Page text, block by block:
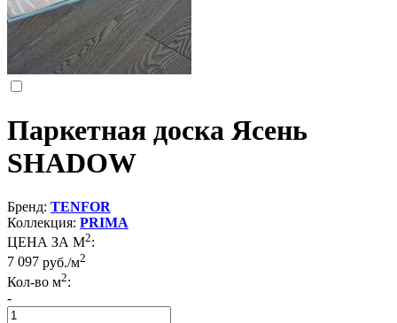
Паркетная доска Ясень
SHADOW
Бренд: TENFOR
Коллекция: PRIMA
ЦЕНА ЗА М2:
7 097 руб./м2
Кол-во м2:
-